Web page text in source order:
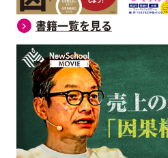
書籍一覧を見る